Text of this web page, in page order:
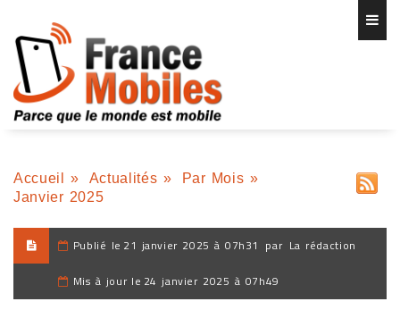
Accueil » Actualités » Par Mois »
Janvier 2025
Publié le 21 janvier 2025 à 07h31 par La rédaction
Mis à jour le 24 janvier 2025 à 07h49